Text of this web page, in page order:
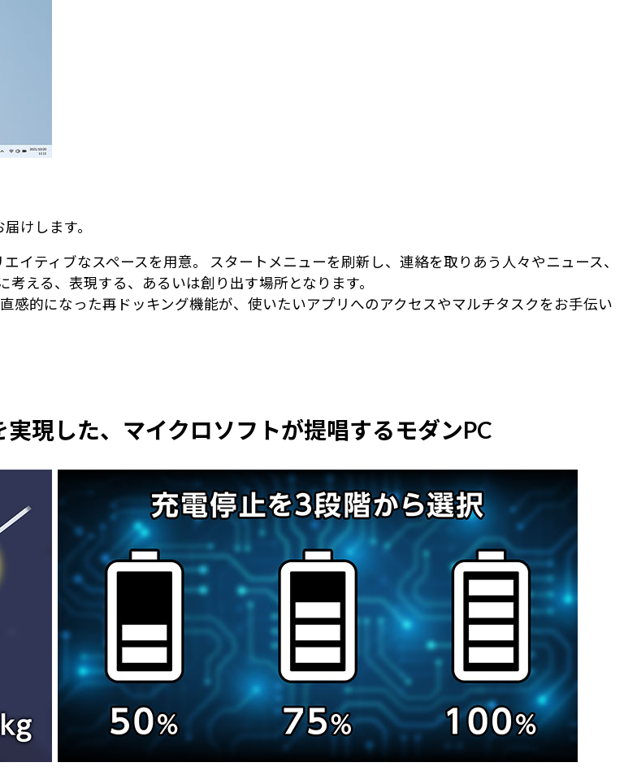
けします。
ティブなスペースを用意。 スタートメニューを刷新し、連絡を取りあう人々やニュース、
える、表現する、あるいは創り出す場所となります。
的になった再ドッキング機能が、使いたいアプリへのアクセスやマルチタスクをお手伝い
現した、マイクロソフトが提唱するモダンPC